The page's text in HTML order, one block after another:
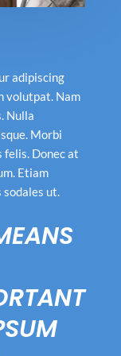
adipiscing
volutpat. Nam
Nulla
Morbi
Donec at
Etiam
ut.